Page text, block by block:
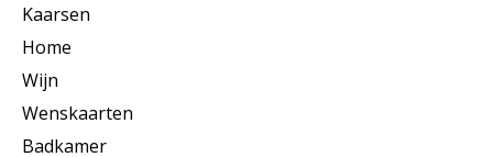
Kaarsen
Home
Wijn
Wenskaarten
Badkamer